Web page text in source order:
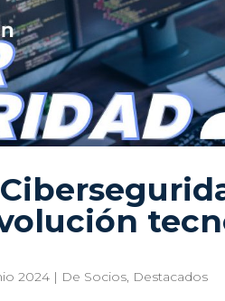
2024 | De Socios, Destacados